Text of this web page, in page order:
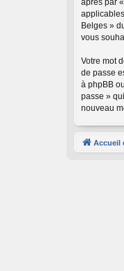
Belges »
vous
Votre mot
de passe
à phpBB
passe »
nouveau
Accueil